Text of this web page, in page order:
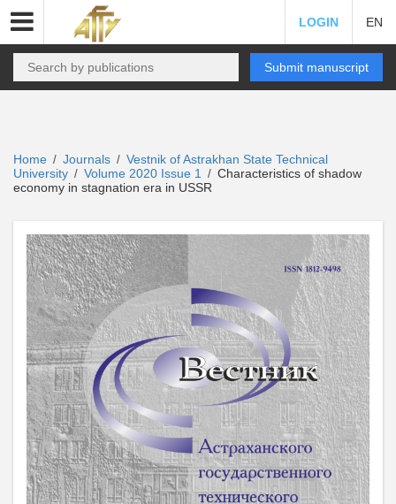
LOGIN EN
Submit manuscript
Home / Journals / Vestnik of Astrakhan State Technical
University / Volume 2020 Issue 1 / Characteristics of shadow
economy in stagnation era in USSR